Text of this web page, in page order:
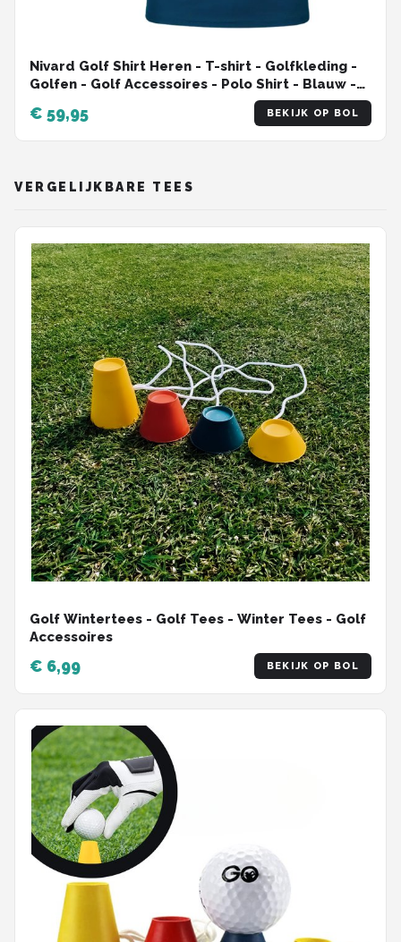
Nivard Golf Shirt Heren - T-shirt - Golfkleding -
Golfen - Golf Accessoires - Polo Shirt - Blauw -
€ 59,95 BEKIJK OP BOL
VERGELIJKBARE TEES
Golf Wintertees - Golf Tees - Winter Tees - Golf
Accessoires
€ 6,99 BEKIJK OP BOL